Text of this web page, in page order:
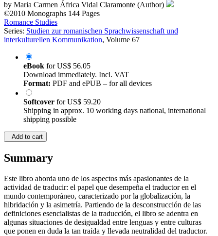
by Maria Carmen África Vidal Claramonte (Author)
©2010 Monographs 144 Pages
Romance Studies
Series: Studien zur romanischen Sprachwissenschaft und
interkulturellen Kommunikation, Volume 67
eBook forUS$ 56.05
Download immediately. Incl. VAT
Format: PDF and ePUB – for all devices
Softcover forUS$ 59.20
Shipping in approx. 10 working days national, international
shipping possible
Add to cart
Summary
Este libro aborda uno de los aspectos más apasionantes de la
actividad de traducir: el papel que desempeña el traductor en el
mundo contemporáneo, caracterizado por la globalización, la
hibridación y la asimetría. Partiendo de la desconstrucción de las
definiciones esencialistas de la traducción, el libro se adentra en
algunas situaciones de desigualdad entre lenguas y entre culturas
que ponen en duda la tan traída y llevada neutralidad del traductor.